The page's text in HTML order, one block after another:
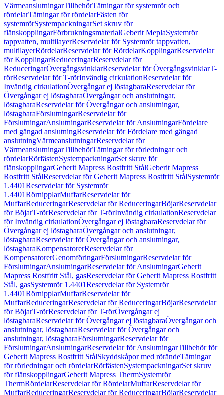
VärmeanslutningarTillbehörTätningar för systemrör och
rördelarTätningar för rördelarFästen för
systemrörSystempackningarSet skruv för
flänskopplingarFörbrukningsmaterialGeberit MeplaSystemrör
tappvatten, multilayerReservdelar för Systemrör tappvatten,
multilayerRördelarReservdelar för RördelarKopplingarReservdelar
för KopplingarReduceringarReservdelar för
ReduceringarÖvergångsvinklarReservdelar för ÖvergångsvinklarT-
rörReservdelar för T-rörInvändig cirkulationReservdelar för
Invändig cirkulationÖvergångar ej löstagbaraReservdelar för
Övergångar ej löstagbaraÖvergångar och anslutningar,
löstagbaraReservdelar för Övergångar och anslutningar,
löstagbaraFörslutningarReservdelar för
FörslutningarAnslutningarReservdelar för AnslutningarFördelare
med gängad anslutningReservdelar för Fördelare med gängad
anslutningVärmeanslutningarReservdelar för
VärmeanslutningarTillbehörTätningar för rörledningar och
rördelarRörfästenSystempackningarSet skruv för
flänskopplingarGeberit Mapress Rostfritt StålGeberit Mapress
Rostfritt StålReservdelar för Geberit Mapress Rostfritt StålSystemrör
1.4401Reservdelar för Systemrör
1.4401RörnipplarMuffarReservdelar för
MuffarReduceringarReservdelar för ReduceringarBöjarReservdelar
för BöjarT-rörReservdelar för T-rörInvändig cirkulationReservdelar
för Invändig cirkulationÖvergångar ej löstagbaraReservdelar för
Övergångar ej löstagbaraÖvergångar och anslutningar,
löstagbaraReservdelar för Övergångar och anslutningar,
löstagbaraKompensatorerReservdelar för
KompensatorerGenomföringarFörslutningarReservdelar för
FörslutningarAnslutningarReservdelar för AnslutningarGeberit
Mapress Rostfritt Stål, gasReservdelar för Geberit Mapress Rostfritt
Stål, gasSystemrör 1.4401Reservdelar för Systemrör
1.4401RörnipplarMuffarReservdelar för
MuffarReduceringarReservdelar för ReduceringarBöjarReservdelar
för BöjarT-rörReservdelar för T-rörÖvergångar ej
löstagbaraReservdelar för Övergångar ej löstagbaraÖvergångar och
anslutningar, löstagbaraReservdelar för Övergångar och
anslutningar, löstagbaraFörslutningarReservdelar för
FörslutningarAnslutningarReservdelar för AnslutningarTillbehör för
Geberit Mapress Rostfritt StålSkyddskåpor med rörändeTätningar
för rörledningar och rördelarRörfästenSystempackningarSet skruv
för flänskopplingarGeberit Mapress ThermSystemrör
ThermRördelarReservdelar för RördelarMuffarReservdelar för
MuffarReduceringarReservdelar för ReduceringarBöjarReservdelar